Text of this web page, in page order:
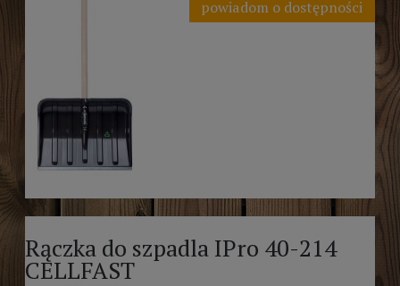
powiadom o dostępności
Rączka do szpadla IPro 40-214
CELLFAST